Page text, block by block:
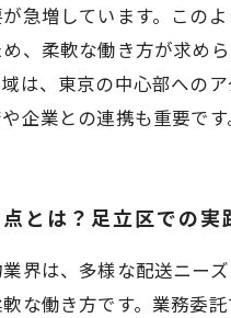
急増しています。この
、柔軟な働き方が求め
は、東京の中心部への
企業との連携も重要で
とは？足立区での実
界は、多様な配送ニー
な働き方です。業務委